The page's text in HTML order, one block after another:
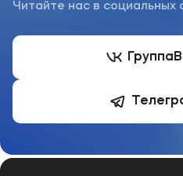
Читайте нас в социальных
Группа